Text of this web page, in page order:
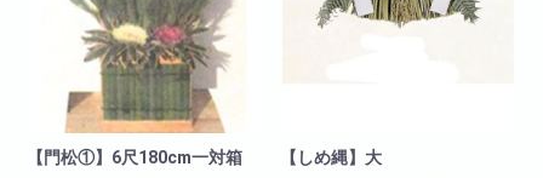
【門松①】6尺180cm一対箱 【しめ縄】大